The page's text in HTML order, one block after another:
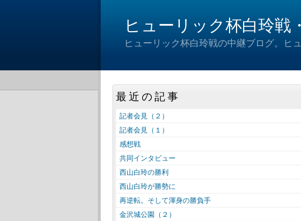
ヒューリック杯白玲戦
ヒューリック杯白玲戦の中継ブログ。ヒ
最近の記事
記者会見（２）
記者会見（１）
感想戦
共同インタビュー
西山白玲の勝利
西山白玲が勝勢に
再逆転。そして渾身の勝負手
金沢城公園（２）